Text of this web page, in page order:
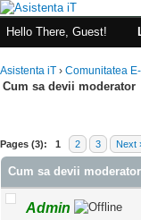
Hello There, Guest!
Asistenta iT › Comunitatea
Cum sa devii moderator
Pages (3): 1 2 3 Next
Cum sa devii moderator
Admin